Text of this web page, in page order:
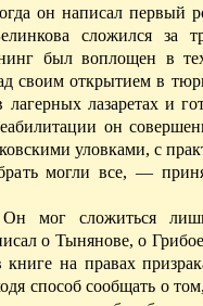
он написал первый
сложился за
был воплощен в
своим открытием в
лазаретах и
он
уловками, с
могли все, —
мог сложиться
о Тынянове, о
книге на правах
способ сообщать о